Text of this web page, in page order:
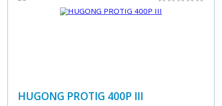
HUGONG PROTIG 400P III